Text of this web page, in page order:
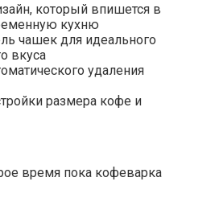
который впишется в
кухню
чашек для идеального
вкуса
удаления
размера кофе и
время пока кофеварка